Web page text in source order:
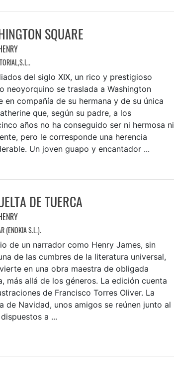
SQUARE
del siglo XIX, un rico y prestigioso
neoyorquino se traslada a Washington
en compañía de su hermana y de su única
que, según su padre, a los
años no ha conseguido ser ni hermosa ni
pero le corresponde una herencia
Un joven guapo y encantador ...
DE TUERCA
(ENOKIA S.L.).
de un narrador como Henry James, sin
de las cumbres de la literatura universal,
en una obra maestra de obligada
más allá de los géneros. La edición cuenta
de Francisco Torres Oliver. La
de Navidad, unos amigos se reúnen junto al
a ...